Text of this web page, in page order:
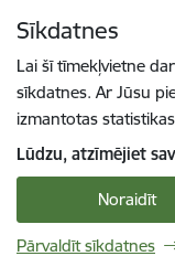
Sīkdatnes
Lai šī tīmekļvietne
sīkdatnes. Ar Jūsu
izmantotas
Lūdzu, atzīmējiet
Noraidīt
Pārvaldīt sīkdatnes